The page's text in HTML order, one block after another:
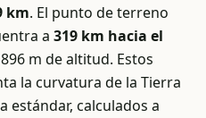
km. El punto de terreno
a 319 km hacia el
m de altitud. Estos
la curvatura de la Tierra
estándar, calculados a